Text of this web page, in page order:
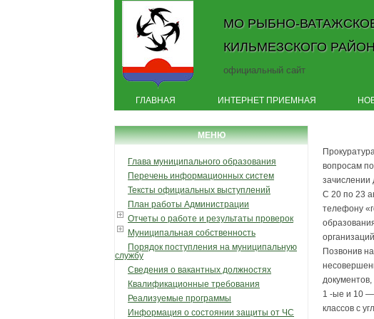
МО РЫБНО-
КИЛЬМЕЗСКОГО
официальный сайт
ГЛАВНАЯ ИНТЕРНЕТ ПРИЕМНАЯ
МЕНЮ
Глава муниципального образования
Перечень информационных систем
Тексты официальных выступлений
План работы Администрации
Отчеты о работе и результаты проверок
Муниципальная собственность
Порядок поступления на муниципальную
службу
Сведения о вакантных должностях
Квалификационные требования
Реализуемые программы
Информация о состоянии защиты от ЧС
вопросам
зачислении
С 20 по 23
телефону
Позвонив
1 -ые и 10 —
классов с